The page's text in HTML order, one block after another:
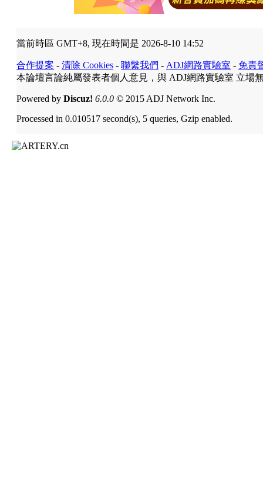
當前時區 GMT+8, 現在時間是 2026-8-10 14:52
合作提案 - 清除 Cookies - 聯繫我們 - ADJ網路實驗室 - 免責
本論壇言論純屬發表者個人意見，與 ADJ網路實驗室 立場
Powered by Discuz! 6.0.0 © 2015 ADJ Network Inc.
Processed in 0.010517 second(s), 5 queries, Gzip enabled.